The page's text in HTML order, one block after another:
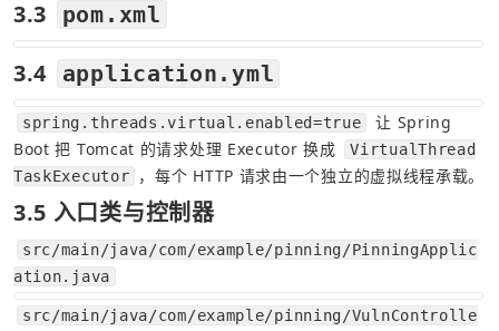
3.3 pom.xml
3.4 application.yml
spring.threads.virtual.enabled=true
让 Spring
Boot 把 Tomcat 的请求处理 Executor 换成
VirtualThread
TaskExecutor
，每个 HTTP 请求由一个独立的虚拟线程承载。
3.5 入口类与控制器
src/main/java/com/example/pinning/PinningApplic
ation.java
src/main/java/com/example/pinning/VulnControlle